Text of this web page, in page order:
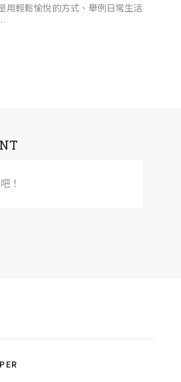
用輕鬆愉悅的方式、舉例日常生活
！